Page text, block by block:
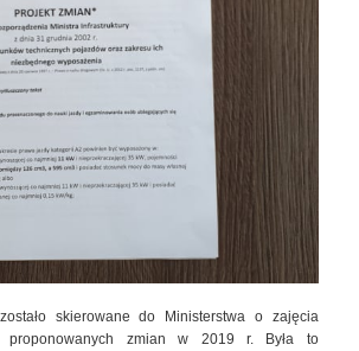
skierowane do Ministerstwa o zajęcia
proponowanych zmian w 2019 r. Była to